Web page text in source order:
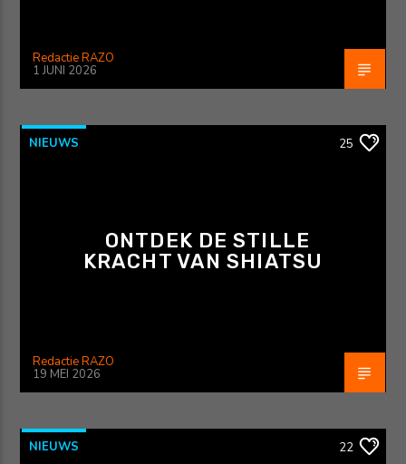
Redactie RAZO
1 JUNI 2026
NIEUWS 25
ONTDEK DE STILLE
KRACHT VAN SHIATSU
Redactie RAZO
19 MEI 2026
NIEUWS 22